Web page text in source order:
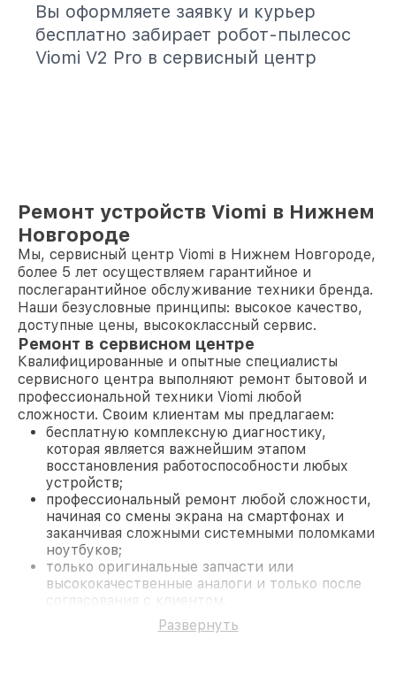
Вы оформляете заявку и курьер
бесплатно забирает робот-пылесос
Viomi V2 Pro в сервисный центр
Ремонт устройств Viomi в Нижнем
Новгороде
Мы, сервисный центр Viomi в Нижнем Новгороде,
более 5 лет осуществляем гарантийное и
послегарантийное обслуживание техники бренда.
Наши безусловные принципы: высокое качество,
доступные цены, высококлассный сервис.
Ремонт в сервисном центре
Квалифицированные и опытные специалисты
сервисного центра выполняют ремонт бытовой и
профессиональной техники Viomi любой
сложности. Своим клиентам мы предлагаем:
бесплатную комплексную диагностику,
которая является важнейшим этапом
восстановления работоспособности любых
устройств;
профессиональный ремонт любой сложности,
начиная со смены экрана на смартфонах и
заканчивая сложными системными поломками
ноутбуков;
только оригинальные запчасти или
высококачественные аналоги и только после
согласования с клиентом.
На все работы и замененные комплектующие
предоставляется длительная гарантия. В случае
Развернуть